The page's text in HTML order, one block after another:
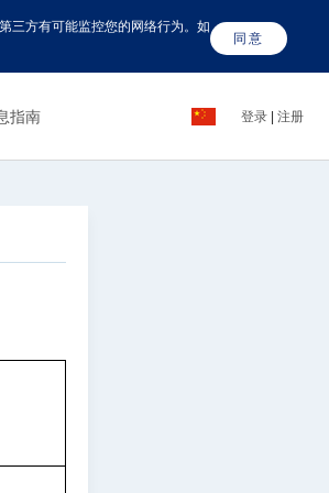
三方有可能监控您的网络行为。如
同意
指南 登录 注册